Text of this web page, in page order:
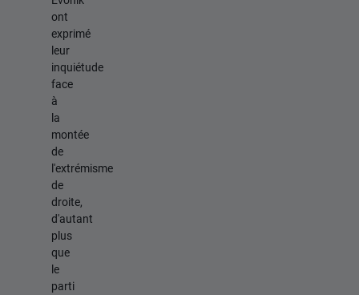
ont
exprimé
leur
inquiétude
face
à
la
montée
de
l'extrémisme
de
droite,
d'autant
plus
que
le
parti